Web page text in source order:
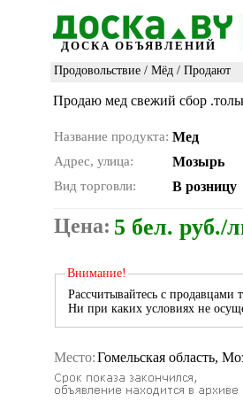
ДОСКА ОБЪЯВЛЕНИЙ
Продовольствие / Мёд / Продают
Продаю мед свежий сбор
Название продукта: Мед
Адрес, улица: Мозырь
Вид торговли: В розницу
Цена: 5 бел. руб./
Внимание!
Рассчитывайтесь с продавцами
Ни при каких условиях не
Место:Гомельская область,